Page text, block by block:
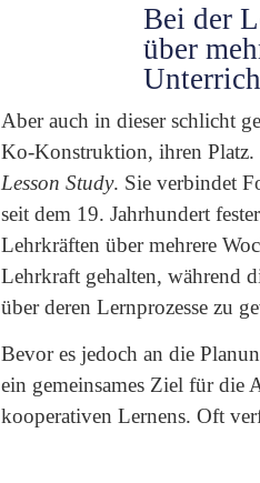
Bei der
über
Aber auch in dieser schlicht
Ko-Konstruktion, ihren Platz.
Lesson Study. Sie verbindet
seit dem 19. Jahrhundert
Lehrkräften über mehrere
Lehrkraft gehalten, während
über deren Lernprozesse zu
Bevor es jedoch an die
ein gemeinsames Ziel für die
kooperativen Lernens. Oft